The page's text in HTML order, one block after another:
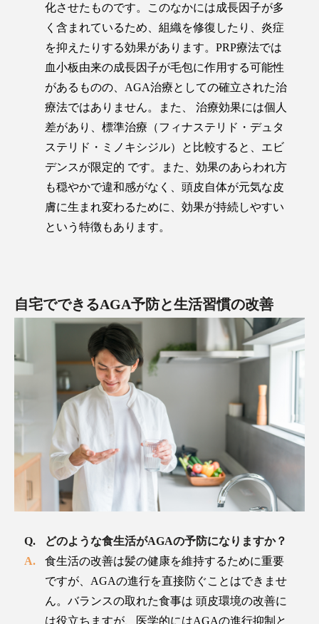
化させたものです。このなかには成長因子が多
く含まれているため、組織を修復したり、炎症
を抑えたりする効果があります。PRP療法では
血小板由来の成長因子が毛包に作用する可能性
があるものの、AGA治療としての確立された治
療法ではありません。また、 治療効果には個人
差があり、標準治療（フィナステリド・デュタ
ステリド・ミノキシジル）と比較すると、エビ
デンスが限定的 です。また、効果のあらわれ方
も穏やかで違和感がなく、頭皮自体が元気な皮
膚に生まれ変わるために、効果が持続しやすい
という特徴もあります。
自宅でできるAGA予防と生活習慣の改善
どのような食生活がAGAの予防になりますか？
食生活の改善は髪の健康を維持するために重要
ですが、AGAの進行を直接防ぐことはできませ
ん。バランスの取れた食事は 頭皮環境の改善に
は役立ちますが、医学的にはAGAの進行抑制と